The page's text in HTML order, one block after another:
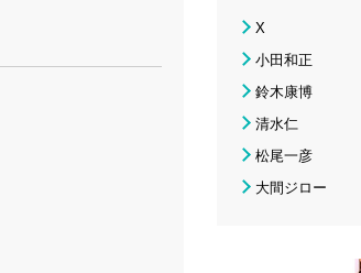
X
小田和正
鈴木康博
清水仁
松尾一彦
大間ジロー